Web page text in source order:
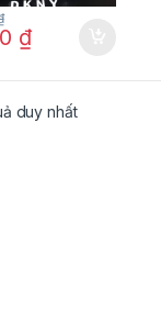
₫
duy nhất